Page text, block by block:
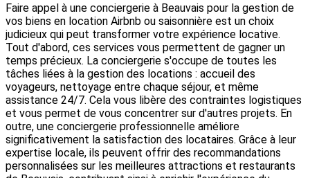
Faire appel à une conciergerie à Beauvais pour la gestion de
vos biens en location Airbnb ou saisonnière est un choix
judicieux qui peut transformer votre expérience locative.
Tout d'abord, ces services vous permettent de gagner un
temps précieux. La conciergerie s'occupe de toutes les
tâches liées à la gestion des locations : accueil des
voyageurs, nettoyage entre chaque séjour, et même
assistance 24/7. Cela vous libère des contraintes logistiques
et vous permet de vous concentrer sur d'autres projets. En
outre, une conciergerie professionnelle améliore
significativement la satisfaction des locataires. Grâce à leur
expertise locale, ils peuvent offrir des recommandations
personnalisées sur les meilleures attractions et restaurants